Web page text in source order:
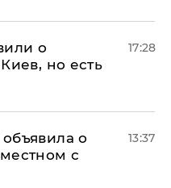
о
но есть
17:28
о
с
13:37